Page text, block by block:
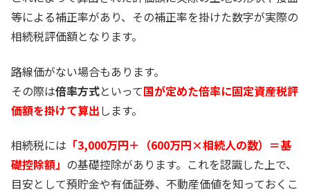
等による補正率があり、その補正率を掛けた数字が実際の
相続税評価額となります。
路線価がない場合もあります。
その際は倍率方式といって国が定めた倍率に固定資産税評
価額を掛けて算出します。
相続税には 「3,000万円＋（600万円×相続人の数）＝基
礎控除額」 の基礎控除があります。これを認識した上で、
目安として預貯金や有価証券、不動産価値を知っておくこ